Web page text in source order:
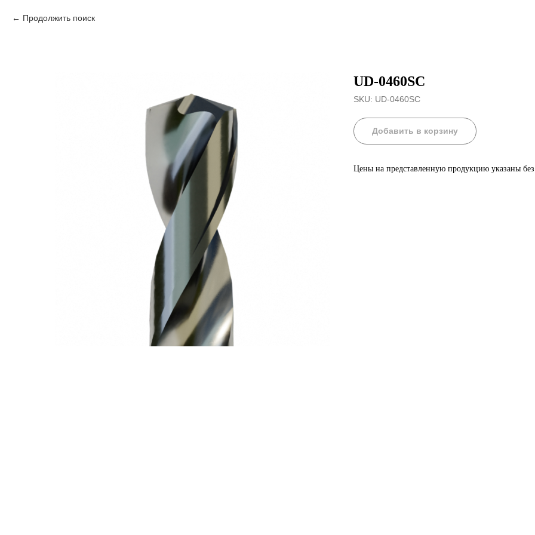
Продолжить поиск
UD-0460SC
SKU: UD-0460SC
Добавить в корзину
Цены на представленную продукцию указаны